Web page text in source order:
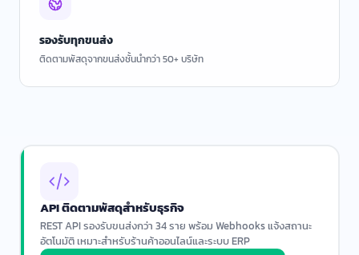
รองรับทุกขนส่ง
ติดตามพัสดุจากขนส่งชั้นนำกว่า 50+ บริษัท
API ติดตามพัสดุสำหรับธุรกิจ
REST API รองรับขนส่งกว่า 34 ราย พร้อม Webhooks แจ้งสถานะ
อัตโนมัติ เหมาะสำหรับร้านค้าออนไลน์และระบบ ERP